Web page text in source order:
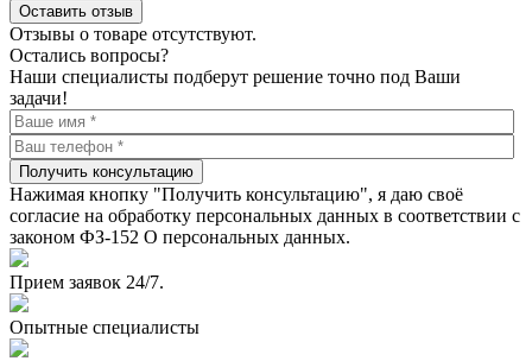
Оставить отзыв
Отзывы о товаре отсутствуют.
Остались вопросы?
Наши специалисты подберут решение точно под Ваши
задачи!
Получить консультацию
Нажимая кнопку "Получить консультацию", я даю своё
согласие на обработку персональных данных в соответствии с
законом ФЗ-152 О персональных данных.
Прием заявок 24/7.
Опытные специалисты